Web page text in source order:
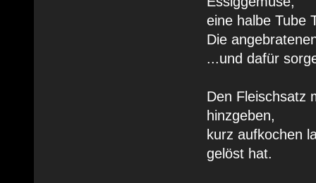
eine halbe Tube
Die
...und dafür
Den Fleischsatz
hinzgeben,
kurz aufkochen
gelöst hat.